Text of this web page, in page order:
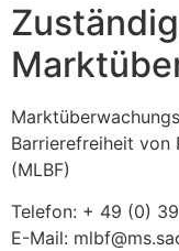
Barrierefreiheit von
(MLBF)
Telefon: + 49 (0)
E-Mail: